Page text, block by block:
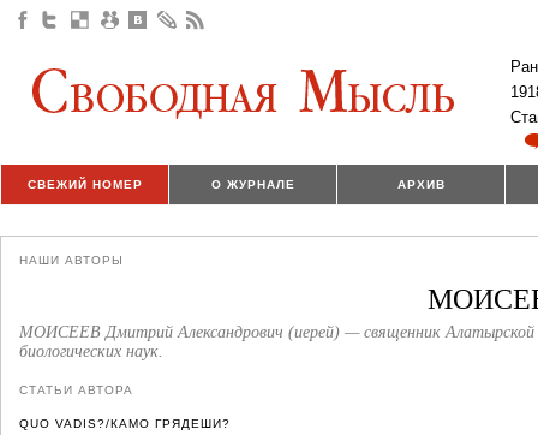
СВЕЖИЙ НОМЕР О ЖУРНАЛЕ АРХИВ
НАШИ АВТОРЫ
МОИСЕЕВ Дмитрий Александрович (иерей) — священник Алатырской
биологических наук.
СТАТЬИ АВТОРА
QUO VADIS?/КАМО ГРЯДЕШИ?